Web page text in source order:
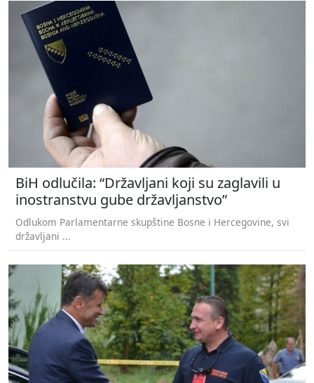
BiH odlučila: “Državljani koji su zaglavili u
inostranstvu gube državljanstvo”
Odlukom Parlamentarne skupštine Bosne i Hercegovine, svi
državljani ...